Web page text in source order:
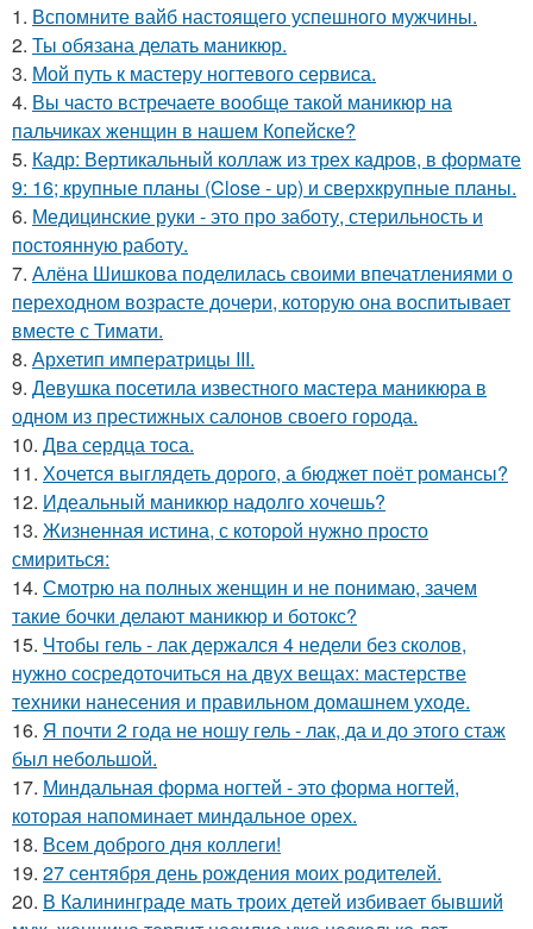
1. Вспомните вайб настоящего успешного мужчины.
2. Ты обязана делать маникюр.
3. Мой путь к мастеру ногтевого сервиса.
4. Вы часто встречаете вообще такой маникюр на
пальчиках женщин в нашем Копейске?
5. Кадр: Вертикальный коллаж из трех кадров, в формате
9: 16; крупные планы (Close - up) и сверхкрупные планы.
6. Медицинские руки - это про заботу, стерильность и
постоянную работу.
7. Алёна Шишкова поделилась своими впечатлениями о
переходном возрасте дочери, которую она воспитывает
вместе с Тимати.
8. Архетип императрицы III.
9. Девушка посетила известного мастера маникюра в
одном из престижных салонов своего города.
10. Два сердца тоса.
11. Хочется выглядеть дорого, а бюджет поёт романсы?
12. Идеальный маникюр надолго хочешь?
13. Жизненная истина, с которой нужно просто
смириться:
14. Смотрю на полных женщин и не понимаю, зачем
такие бочки делают маникюр и ботокс?
15. Чтобы гель - лак держался 4 недели без сколов,
нужно сосредоточиться на двух вещах: мастерстве
техники нанесения и правильном домашнем уходе.
16. Я почти 2 года не ношу гель - лак, да и до этого стаж
был небольшой.
17. Миндальная форма ногтей - это форма ногтей,
которая напоминает миндальное орех.
18. Всем доброго дня коллеги!
19. 27 сентября день рождения моих родителей.
20. В Калининграде мать троих детей избивает бывший